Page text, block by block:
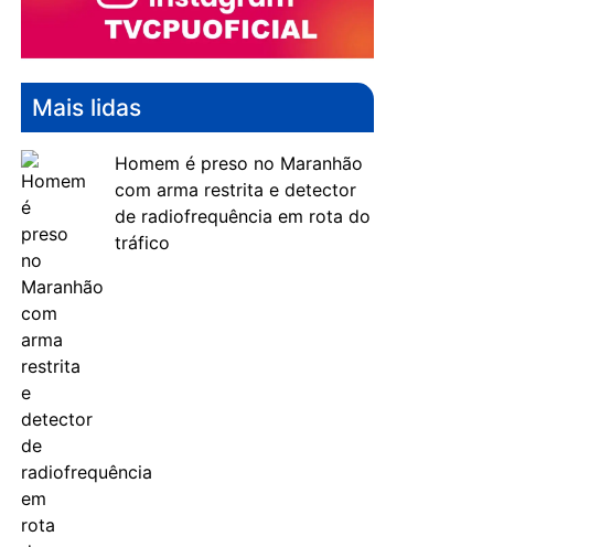
Mais lidas
Homem é preso no Maranhão
com arma restrita e detector
de radiofrequência em rota do
tráfico